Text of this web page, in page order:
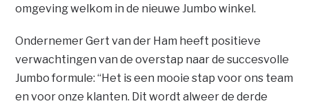
omgeving welkom in de nieuwe Jumbo winkel.
Ondernemer Gert van der Ham heeft positieve
verwachtingen van de overstap naar de succesvolle
Jumbo formule: “Het is een mooie stap voor ons team
en voor onze klanten. Dit wordt alweer de derde